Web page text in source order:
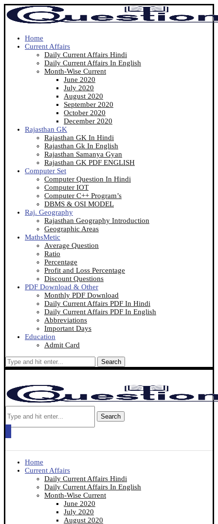
Home
Current Affairs
Daily Current Affairs Hindi
Daily Current Affairs In English
Month-Wise Current
June 2020
July 2020
August 2020
September 2020
October 2020
December 2020
Rajasthan GK
Rajasthan GK In Hindi
Rajasthan Gk In English
Rajasthan Samanya Gyan
Rajasthan GK PDF ENGLISH
Computer Set
Computer Question In Hindi
Computer IOT
Computer C++ Program’s
DBMS & OSI MODEL
Raj. Geography
Rajasthan Geography Introduction
Geographic Areas
MathsMetic
Average Question
Ratio
Percentage
Profit and Loss Percentage
Discount Questions
PDF Download & Other
Monthly PDF Download
Daily Current Affairs PDF In Hindi
Daily Current Affairs PDF In English
Abbreviations
Important Days
Education
Admit Card
Search
Search
Home
Current Affairs
Daily Current Affairs Hindi
Daily Current Affairs In English
Month-Wise Current
June 2020
July 2020
August 2020